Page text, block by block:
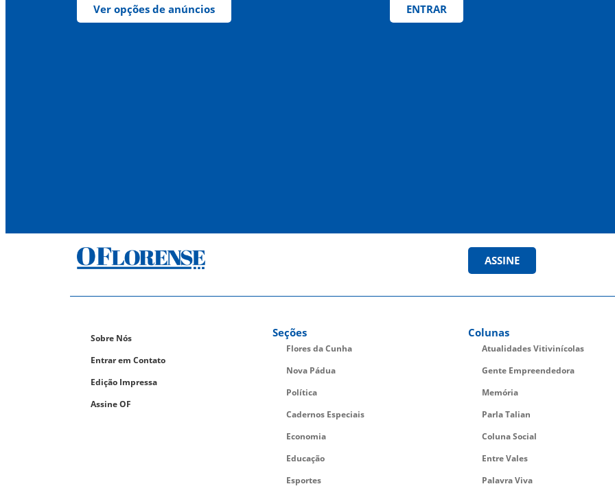
Ver opções de anúncios ENTRAR
ASSINE
Sobre Nós
Entrar em Contato
Edição Impressa
Assine OF
Seções
Flores da Cunha
Nova Pádua
Política
Cadernos Especiais
Economia
Educação
Esportes
Colunas
Atualidades Vitivinícolas
Gente Empreendedora
Memória
Parla Talian
Coluna Social
Entre Vales
Palavra Viva